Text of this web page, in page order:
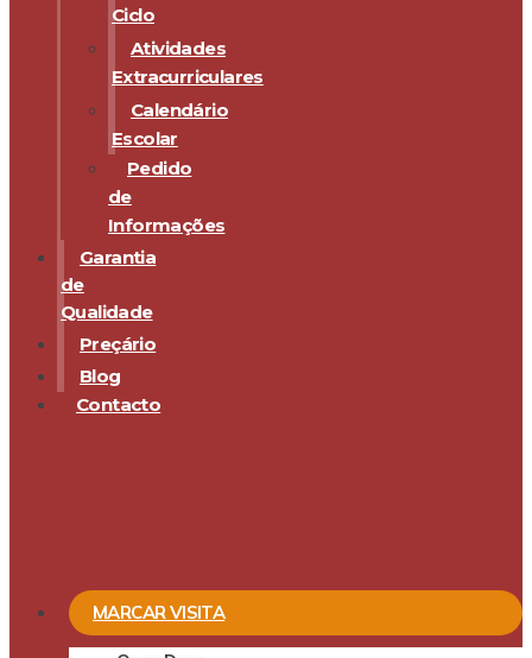
Ciclo
Atividades
Extracurriculares
Calendário
Escolar
Pedido
de
Informações
Garantia
de
Qualidade
Preçário
Blog
Contacto
MARCAR VISITA